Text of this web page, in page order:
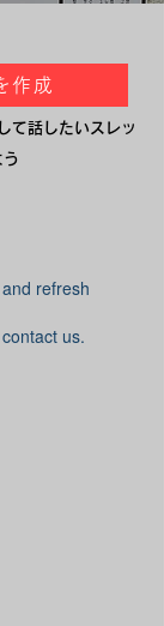
作成
て話したいスレッ
う
refresh
us.